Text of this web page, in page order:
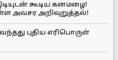
கூடிய கனமழை!
அவசர அறிவுறுத்தல்!
புதிய எரிபொருள்